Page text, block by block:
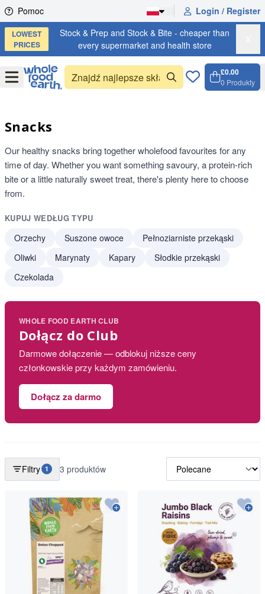
Skip to content
Pomoc Login / Register
LOWEST
PRICES
Stock & Prep and Stock & Bite - cheaper than
every supermarket and health store
OpenMenu
£0.00
0 Produkty
Snacks
Our healthy snacks bring together wholefood favourites for any
time of day. Whether you want something savoury, a protein-rich
bite or a little naturally sweet treat, there's plenty here to choose
from.
KUPUJ WEDŁUG TYPU
Orzechy Suszone owoce
Pełnoziarniste przekąski
Oliwki
Marynaty Kapary
Słodkie przekąski
Czekolada
WHOLE FOOD EARTH CLUB
Dołącz do Club
Darmowe dołączenie — odblokuj niższe ceny
członkowskie przy każdym zamówieniu.
Dołącz za darmo
Filtry 1 3 produktów